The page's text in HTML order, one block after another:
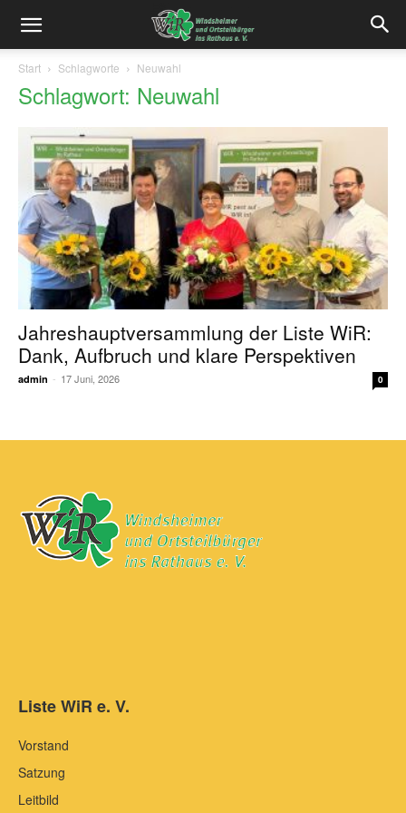
Start Schlagworte Neuwahl
Schlagwort: Neuwahl
Jahreshauptversammlung der Liste WiR:
Dank, Aufbruch und klare Perspektiven
admin - 17 Juni, 2026 0
Liste WiR e. V.
Vorstand
Satzung
Leitbild